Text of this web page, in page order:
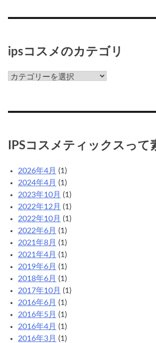
ipsコスメのカテゴリ
ips
メ
テ
リ
IPSコスメティックスって
2026年4月 (1)
2024年4月 (1)
2023年10月 (1)
2022年12月 (1)
2022年10月 (1)
2022年6月 (1)
2021年8月 (1)
2021年4月 (1)
2019年6月 (1)
2018年6月 (1)
2017年10月 (1)
2016年6月 (1)
2016年5月 (1)
2016年4月 (1)
2016年3月 (1)